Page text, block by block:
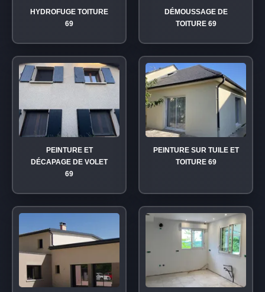
HYDROFUGE TOITURE
69
DÉMOUSSAGE DE
TOITURE 69
PEINTURE ET
DÉCAPAGE DE VOLET
69
PEINTURE SUR TUILE ET
TOITURE 69